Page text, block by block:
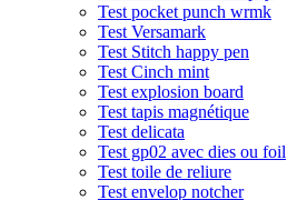
Test pocket punch wrmk
Test Versamark
Test Stitch happy pen
Test Cinch mint
Test explosion board
Test tapis magnétique
Test delicata
Test gp02 avec dies ou foil
Test toile de reliure
Test envelop notcher